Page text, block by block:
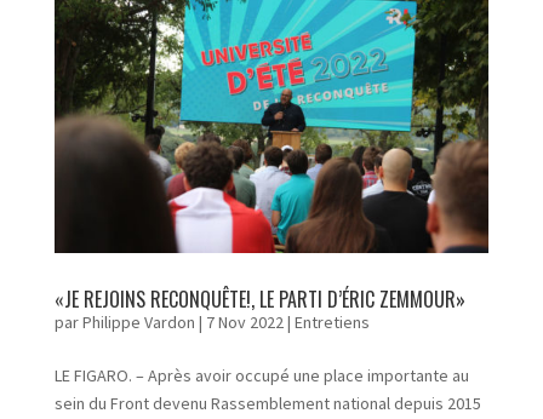
«JE REJOINS RECONQUÊTE!, LE PARTI D’ÉRIC ZEMMOUR»
parPhilippe Vardon | 7 Nov 2022| Entretiens
LE FIGARO. – Après avoir occupé une place importante au
sein du Front devenu Rassemblement national depuis 2015